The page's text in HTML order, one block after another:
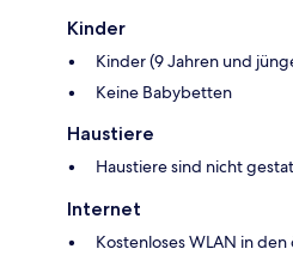
Kinder
Kinder (9 Jahren und
Keine Babybetten
Haustiere
Haustiere sind nicht
Internet
Kostenloses WLAN in